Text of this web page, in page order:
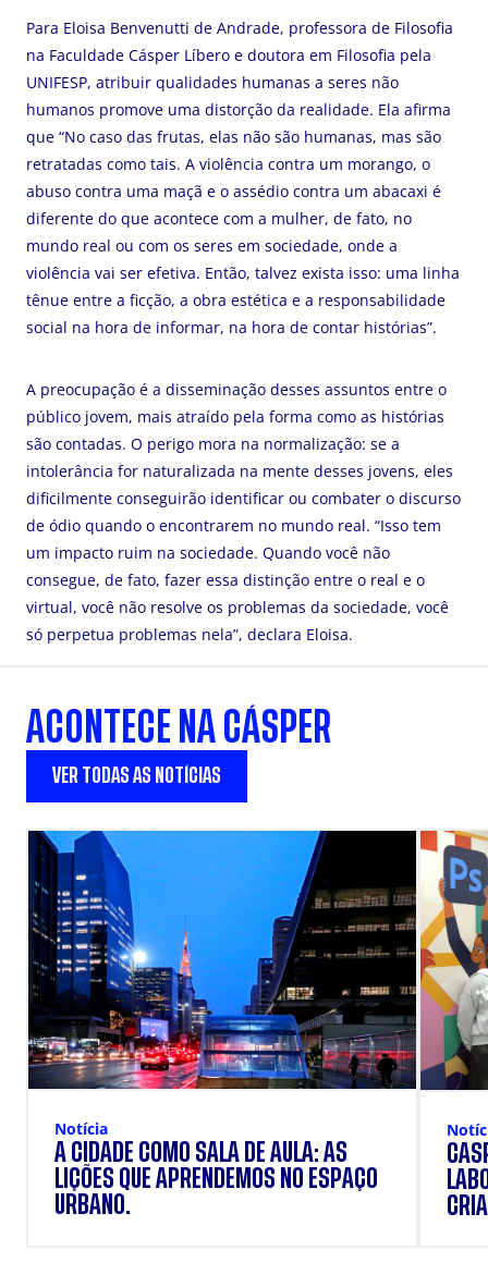
Para Eloisa Benvenutti de Andrade, professora de Filosofia
na Faculdade Cásper Líbero e doutora em Filosofia pela
UNIFESP, atribuir qualidades humanas a seres não
humanos promove uma distorção da realidade. Ela afirma
que “No caso das frutas, elas não são humanas, mas são
retratadas como tais. A violência contra um morango, o
abuso contra uma maçã e o assédio contra um abacaxi é
diferente do que acontece com a mulher, de fato, no
mundo real ou com os seres em sociedade, onde a
violência vai ser efetiva. Então, talvez exista isso: uma linha
tênue entre a ficção, a obra estética e a responsabilidade
social na hora de informar, na hora de contar histórias”.
A preocupação é a disseminação desses assuntos entre o
público jovem, mais atraído pela forma como as histórias
são contadas. O perigo mora na normalização: se a
intolerância for naturalizada na mente desses jovens, eles
dificilmente conseguirão identificar ou combater o discurso
de ódio quando o encontrarem no mundo real. “Isso tem
um impacto ruim na sociedade. Quando você não
consegue, de fato, fazer essa distinção entre o real e o
virtual, você não resolve os problemas da sociedade, você
só perpetua problemas nela”, declara Eloisa.
ACONTECE NA CÁSPER
VER TODAS AS NOTÍCIAS
Notícia
A CIDADE COMO SALA DE AULA: AS
LIÇÕES QUE APRENDEMOS NO ESPAÇO
URBANO.